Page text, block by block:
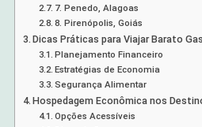
7. Penedo, Alagoas
8. Pirenópolis, Goiás
Dicas Práticas para Viajar Barato
Planejamento Financeiro
Estratégias de Economia
Segurança Alimentar
Hospedagem Econômica nos
Opções Acessíveis